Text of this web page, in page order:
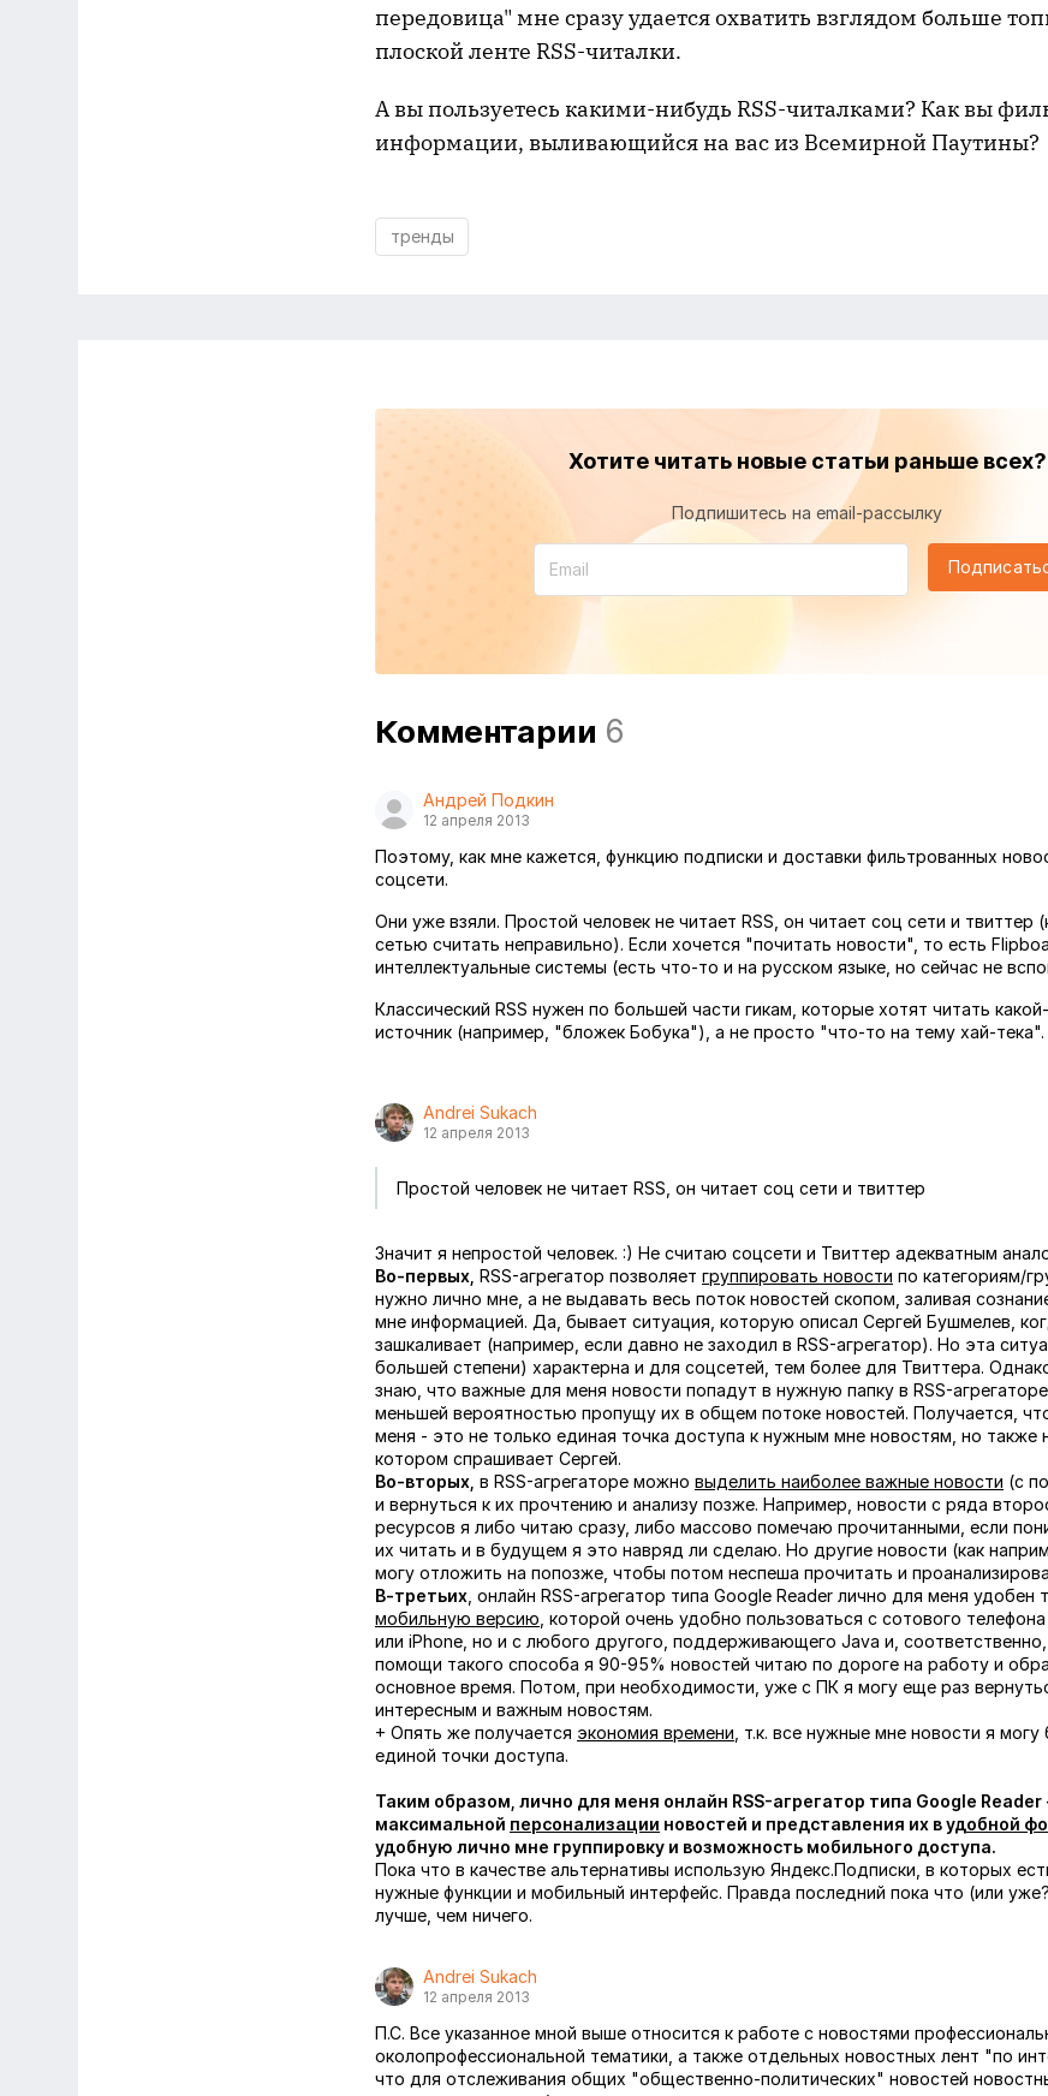
передовица" мне сразу удается охватить взглядом больше
плоской ленте RSS-читалки.
А вы пользуетесь какими-нибудь RSS-читалками? Как вы
информации, выливающийся на вас из Всемирной Паутины?
тренды
Хотите читать новые статьи раньше всех?
Подпишитесь на email-рассылку
Комментарии 6
Андрей Подкин
12 апреля 2013
Поэтому, как мне кажется, функцию подписки и доставки фильтрованных
соцсети.
Они уже взяли. Простой человек не читает RSS, он читает соц сети и твиттер
сетью считать неправильно). Если хочется "почитать новости", то есть
интеллектуальные системы (есть что-то и на русском языке, но сейчас не
Классический RSS нужен по большей части гикам, которые хотят читать
источник (например, "бложек Бобука"), а не просто "что-то на тему хай-тека".
Andrei Sukach
12 апреля 2013
Простой человек не читает RSS, он читает соц сети и твиттер
Значит я непростой человек. :) Не считаю соцсети и Твиттер адекватным
Во-первых, RSS-агрегатор позволяет группировать новости по категориям/
нужно лично мне, а не выдавать весь поток новостей скопом, заливая
мне информацией. Да, бывает ситуация, которую описал Сергей Бушмелев,
зашкаливает (например, если давно не заходил в RSS-агрегатор). Но эта
большей степени) характерна и для соцсетей, тем более для Твиттера.
знаю, что важные для меня новости попадут в нужную папку в RSS-
меньшей вероятностью пропущу их в общем потоке новостей. Получается,
меня - это не только единая точка доступа к нужным мне новостям, но также
котором спрашивает Сергей.
Во-вторых, в RSS-агрегаторе можно выделить наиболее важные новости (с
и вернуться к их прочтению и анализу позже. Например, новости с ряда
ресурсов я либо читаю сразу, либо массово помечаю прочитанными, если
их читать и в будущем я это навряд ли сделаю. Но другие новости (как
могу отложить на попозже, чтобы потом неспеша прочитать и
В-третьих , онлайн RSS-агрегатор типа Google Reader лично для меня удобен
мобильную версию , которой очень удобно пользоваться с сотового
или iPhone, но и с любого другого, поддерживающего Java и,
помощи такого способа я 90-95% новостей читаю по дороге на работу и
основное время. Потом, при необходимости, уже с ПК я могу еще раз
интересным и важным новостям.
+ Опять же получается экономия времени , т.к. все нужные мне новости я
единой точки доступа.
Таким образом, лично для меня онлайн RSS-агрегатор типа Google
максимальной персонализации новостей и представления их вудобной
удобную лично мне группировку и возможность мобильного доступа.
Пока что в качестве альтернативы использую Яндекс.Подписки, в которых
нужные функции и мобильный интерфейс. Правда последний пока что (или
лучше, чем ничего.
Andrei Sukach
12 апреля 2013
П.С. Все указанное мной выше относится к работе с новостями
околопрофессиональной тематики, а также отдельных новостных лент "по
что для отслеживания общих "общественно-политических" новостей